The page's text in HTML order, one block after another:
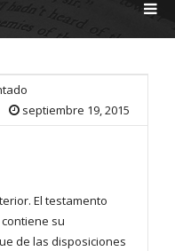
G
septiembre 19, 2015
El testamento
su
de las disposiciones